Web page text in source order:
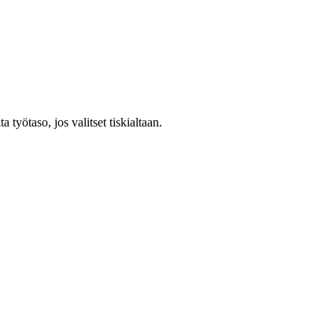
työtaso, jos valitset tiskialtaan.